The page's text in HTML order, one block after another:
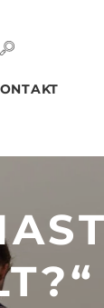
SUCHE